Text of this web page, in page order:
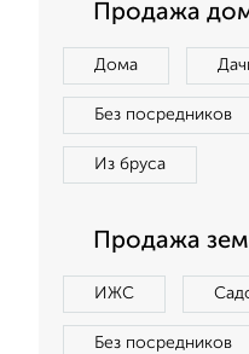
Продажа
Дома
Без посредников
Из бруса
Продажа
ИЖС
Без посредников